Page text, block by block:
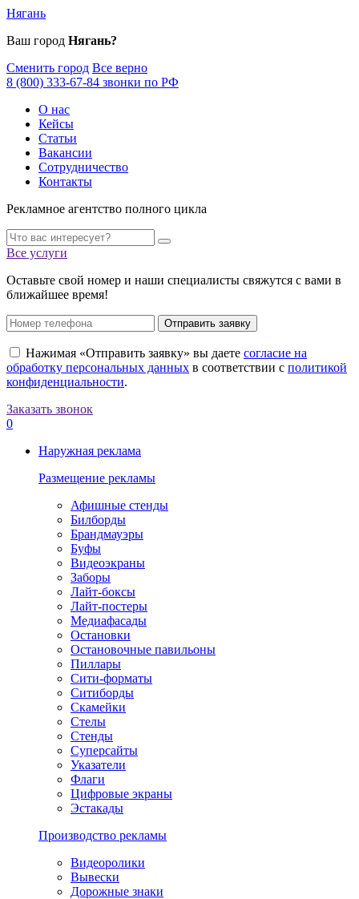
Нягань
Ваш город Нягань?
Сменить город Все верно
8 (800) 333-67-84 звонки по РФ
О нас
Кейсы
Статьи
Вакансии
Сотрудничество
Контакты
Рекламное агентство полного цикла
Все услуги
Оставьте свой номер и наши специалисты свяжутся с вами в
ближайшее время!
Отправить заявку
Нажимая «Отправить заявку» вы даете согласие на
обработку персональных данных в соответствии с политикой
конфиденциальности.
Заказать звонок
0
Наружная реклама
Размещение рекламы
Афишные стенды
Билборды
Брандмауэры
Буфы
Видеоэкраны
Заборы
Лайт-боксы
Лайт-постеры
Медиафасады
Остановки
Остановочные павильоны
Пиллары
Сити-форматы
Ситиборды
Скамейки
Стелы
Стенды
Суперсайты
Указатели
Флаги
Цифровые экраны
Эстакады
Производство рекламы
Видеоролики
Вывески
Дорожные знаки